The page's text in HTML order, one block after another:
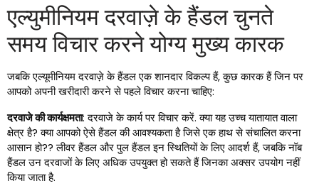
एल्युमीनियम दरवाज़े के हैंडल चुनते
समय विचार करने योग्य मुख्य कारक
जबकि एल्यूमीनियम दरवाज़े के हैंडल एक शानदार विकल्प हैं, कुछ कारक हैं जिन पर
आपको अपनी खरीदारी करने से पहले विचार करना चाहिए:
दरवाजे की कार्यक्षमता: दरवाजे के कार्य पर विचार करें. क्या यह उच्च यातायात वाला
क्षेत्र है? क्या आपको ऐसे हैंडल की आवश्यकता है जिसे एक हाथ से संचालित करना
आसान हो?? लीवर हैंडल और पुल हैंडल इन स्थितियों के लिए आदर्श हैं, जबकि नॉब
हैंडल उन दरवाजों के लिए अधिक उपयुक्त हो सकते हैं जिनका अक्सर उपयोग नहीं
किया जाता है.